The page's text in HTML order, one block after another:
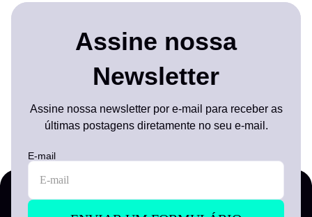
Assine nossa
Newsletter
Assine nossa newsletter por e-mail para receber as
últimas postagens diretamente no seu e-mail.
E-mail